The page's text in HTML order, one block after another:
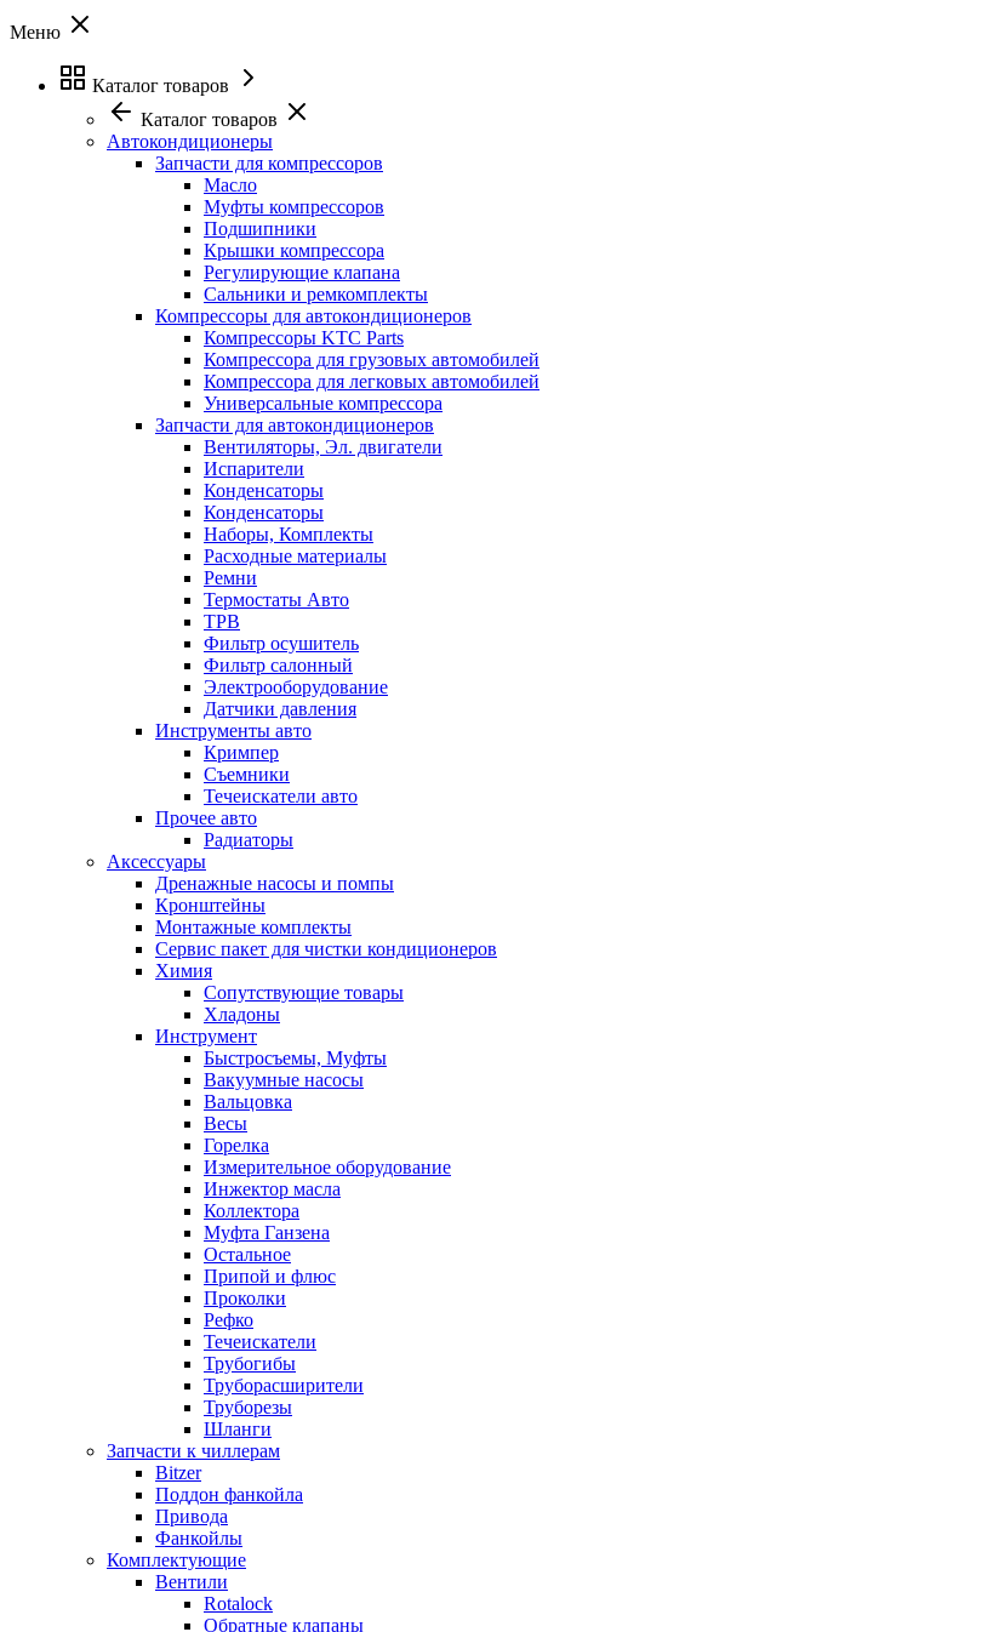
Меню
Каталог товаров
Каталог товаров
Автокондиционеры
Запчасти для компрессоров
Масло
Муфты компрессоров
Подшипники
Крышки компрессора
Регулирующие клапана
Сальники и ремкомплекты
Компрессоры для автокондиционеров
Компрессоры KTC Parts
Компрессора для грузовых автомобилей
Компрессора для легковых автомобилей
Универсальные компрессора
Запчасти для автокондиционеров
Вентиляторы, Эл. двигатели
Испарители
Конденсаторы
Конденсаторы
Наборы, Комплекты
Расходные материалы
Ремни
Термостаты Авто
ТРВ
Фильтр осушитель
Фильтр салонный
Электрооборудование
Датчики давления
Инструменты авто
Кримпер
Съемники
Течеискатели авто
Прочее авто
Радиаторы
Аксессуары
Дренажные насосы и помпы
Кронштейны
Монтажные комплекты
Сервис пакет для чистки кондиционеров
Химия
Сопутствующие товары
Хладоны
Инструмент
Быстросъемы, Муфты
Вакуумные насосы
Вальцовка
Весы
Горелка
Измерительное оборудование
Инжектор масла
Коллектора
Муфта Ганзена
Остальное
Припой и флюс
Проколки
Рефко
Течеискатели
Трубогибы
Труборасширители
Труборезы
Шланги
Запчасти к чиллерам
Bitzer
Поддон фанкойла
Привода
Фанкойлы
Комплектующие
Вентили
Rotalock
Обратные клапаны